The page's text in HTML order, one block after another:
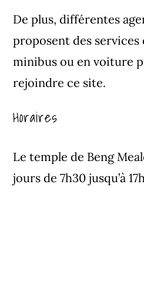
De plus, différentes
proposent des
minibus ou en voiture
rejoindre ce site.
Horaires
Le temple de Beng
jours de 7h30 jusqu’à